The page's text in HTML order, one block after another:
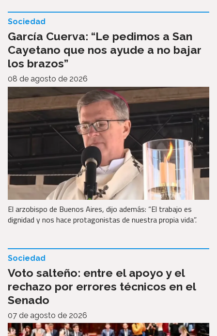
García Cuerva: “Le pedimos a San
Cayetano que nos ayude a no bajar
los brazos”
Sociedad
08 de agosto de 2026
El arzobispo de Buenos Aires, dijo además: “El trabajo es
dignidad y nos hace protagonistas de nuestra propia vida”.
Voto salteño: entre el apoyo y el
rechazo por errores técnicos en el
Senado
Sociedad
07 de agosto de 2026